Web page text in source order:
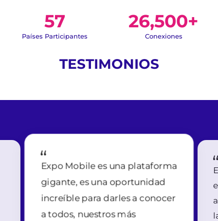
Países Participantes
57
Conexiones
26,500+
TESTIMONIOS
Expo Mobile es una plataforma
gigante, es una oportunidad
increíble para darles a conocer
a todos, nuestros más